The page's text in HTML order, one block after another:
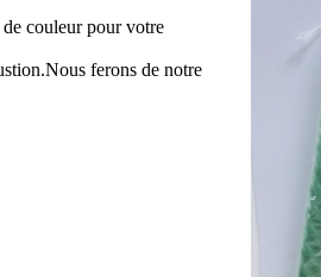
couleur pour votre
ferons de notre